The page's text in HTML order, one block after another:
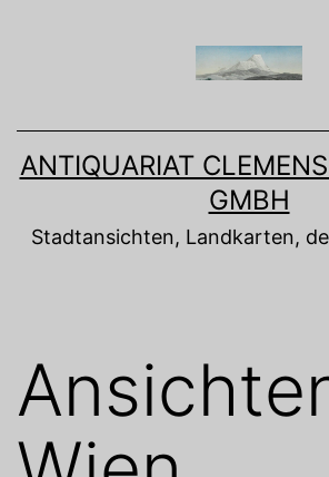
ANTIQUARIAT
GMBH
Stadtansichten, Landkarten,